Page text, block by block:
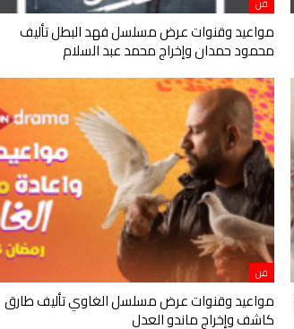
فن
مواعيد وقنوات عرض مسلسل فهد البطل تأليف
محمود حمدان وإخراج محمد عبد السلام
فن
مواعيد وقنوات عرض مسلسل الغاوي تأليف طارق
كاشف وإخراج ماندو العدل